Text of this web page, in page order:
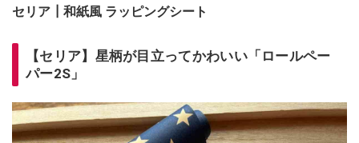
セリア┃和紙風 ラッピングシート
【セリア】星柄が目立ってかわいい「ロールペー
パー2S」